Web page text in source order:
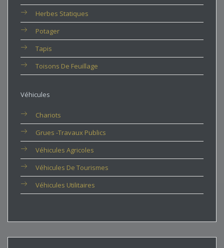
Herbes Statiques
Potager
Tapis
Toisons De Feuillage
Véhicules
Chariots
Grues -travaux Publics
Véhicules Agricoles
Véhicules De Tourismes
Véhicules Utilitaires